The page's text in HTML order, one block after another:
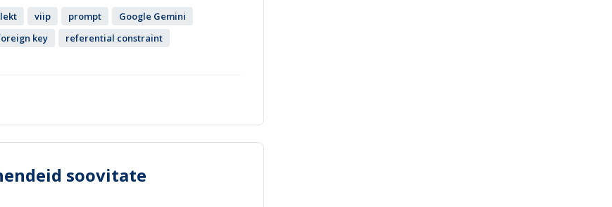
viip prompt
Google Gemini
key
referential constraint
soovitate